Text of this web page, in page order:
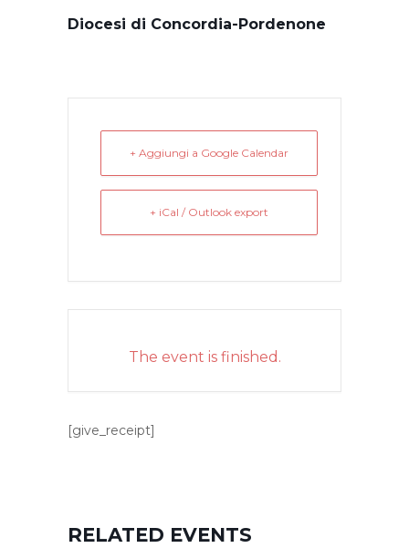
Diocesi di Concordia-Pordenone
+ Aggiungi a Google Calendar
+ iCal / Outlook export
The event is finished.
[give_receipt]
RELATED EVENTS